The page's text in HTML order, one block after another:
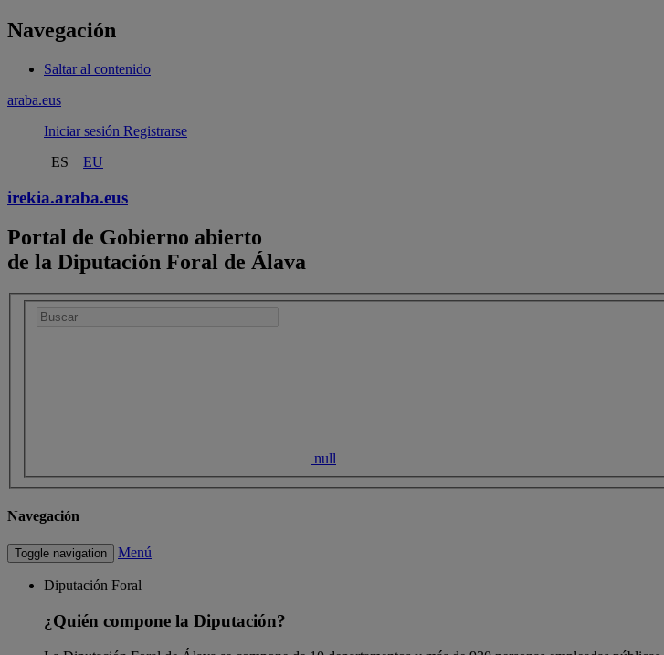
Navegación
Saltar al contenido
araba.eus
Iniciar sesión Registrarse
ES
EU
irekia.araba.eus
Portal de Gobierno abierto
de la Diputación Foral de Álava
null
Navegación
Toggle navigation Menú
Diputación Foral
¿Quién compone la Diputación?